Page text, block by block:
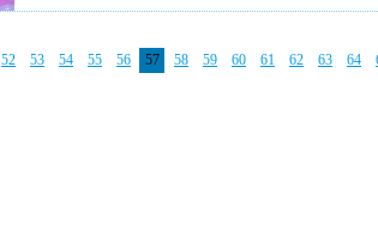
52 53 54 55 56 57 58 59 60 61 62 63 64